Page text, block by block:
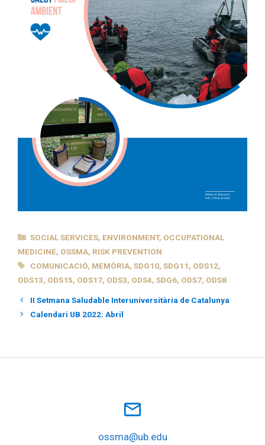
CATEGORIES
SOCIAL SERVICES, ENVIRONMENT, OCCUPATIONAL
MEDICINE, OSSMA, RISK PREVENTION
TAGS
COMUNICACIÓ, MEMÒRIA,SDG10,SDG11, ODS12,
ODS13, ODS15, ODS17, ODS3, ODS4, SDG6, ODS7, ODS8
II Setmana Saludable Interuniversitària de Catalunya
Calendari UB 2022: Abril
mail_outline
ossma@ub.edu